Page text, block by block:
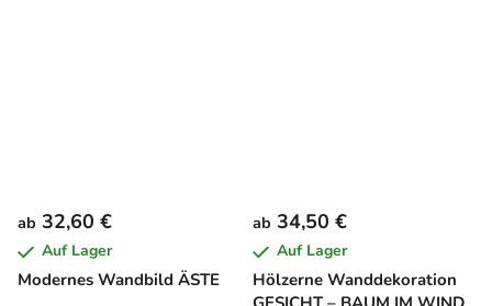
Modernes Wandbild ÄSTE
ab 32,60 €
Auf Lager
Hölzerne Wanddekoration
ab 34,50 €
Auf Lager